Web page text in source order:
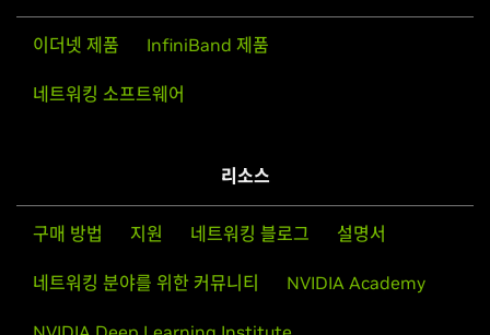
이더넷 제품 InfiniBand 제품
네트워킹 소프트웨어
리소스
구매 방법 지원 네트워킹 블로그 설명서
네트워킹 분야를 위한 커뮤니티 NVIDIA Academy